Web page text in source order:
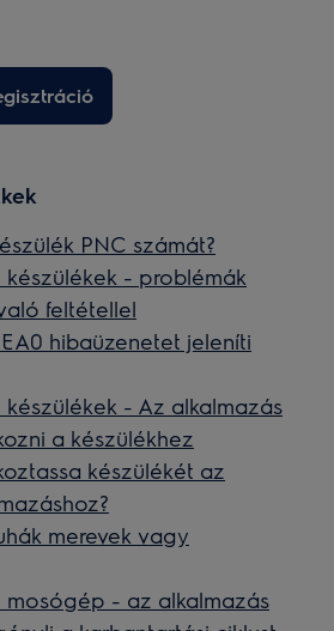
PNC számát?
- problémák
feltétellel
hibaüzenetet jeleníti
- Az alkalmazás
a készülékhez
készülékét az
merevek vagy
- az alkalmazás